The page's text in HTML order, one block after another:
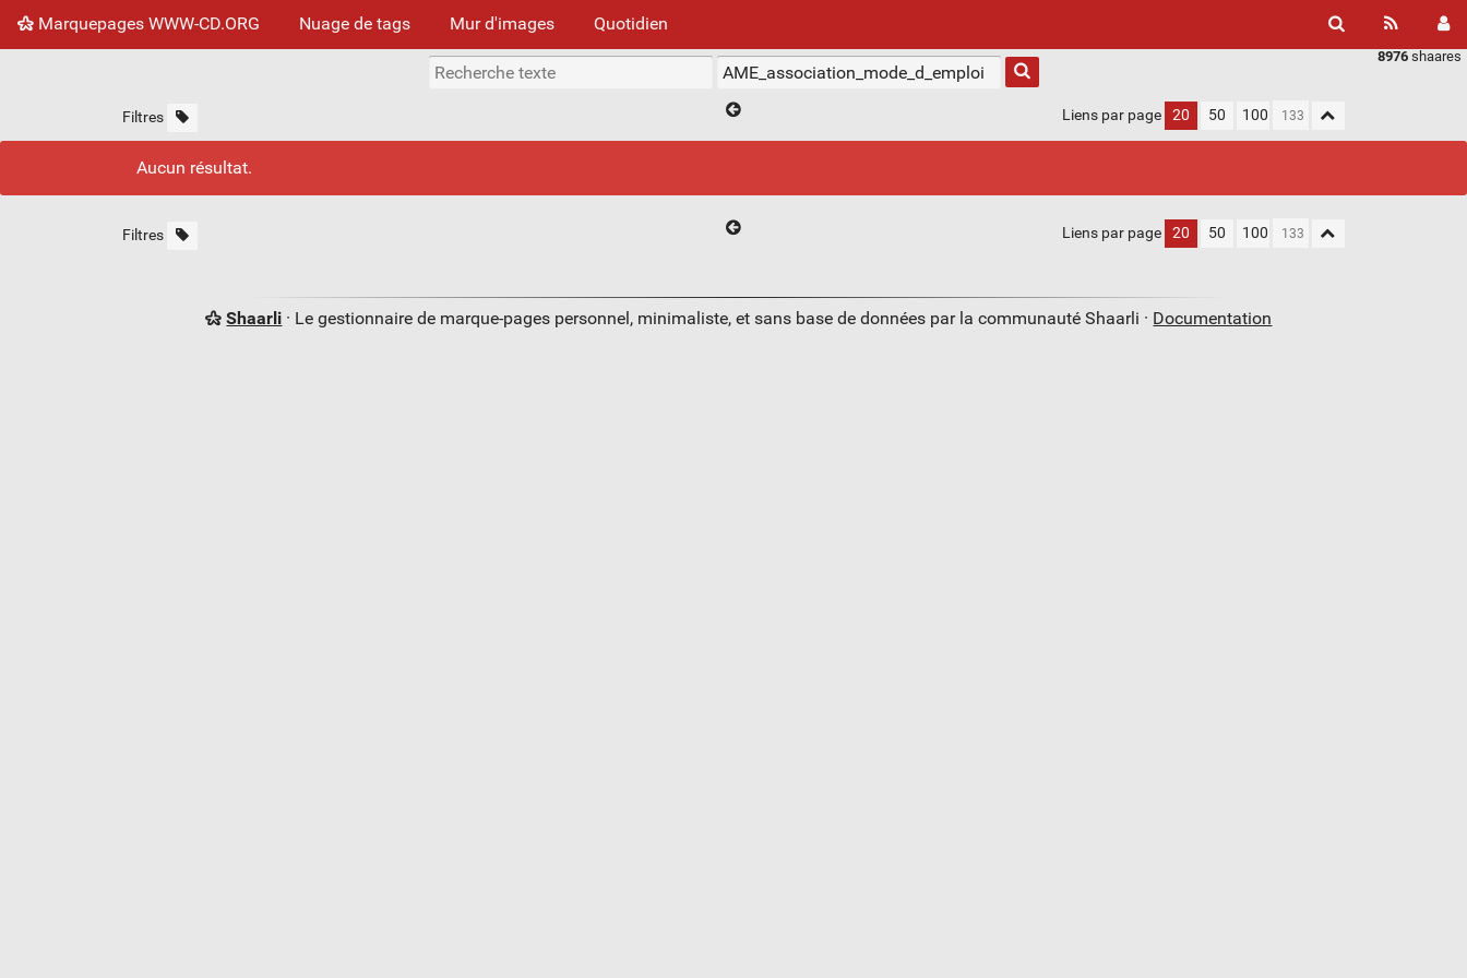
Marquepages WWW-CD.ORG Nuage de tags Mur d'images Quotidien
8976 shaares
Filtres Liens par page 20 50 100
Aucun résultat.
Filtres Liens par page 20 50 100
Shaarli · Le gestionnaire de marque-pages personnel, minimaliste, et sans base de données par la communauté Shaarli · Documentation